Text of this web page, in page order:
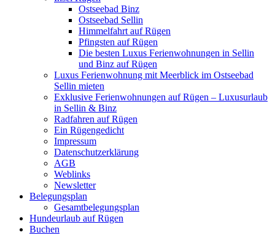
Ostseebad Binz
Ostseebad Sellin
Himmelfahrt auf Rügen
Pfingsten auf Rügen
Die besten Luxus Ferienwohnungen in Sellin
und Binz auf Rügen
Luxus Ferienwohnung mit Meerblick im Ostseebad
Sellin mieten
Exklusive Ferienwohnungen auf Rügen – Luxusurlaub
in Sellin & Binz
Radfahren auf Rügen
Ein Rügengedicht
Impressum
Datenschutzerklärung
AGB
Weblinks
Newsletter
Belegungsplan
Gesamtbelegungsplan
Hundeurlaub auf Rügen
Buchen